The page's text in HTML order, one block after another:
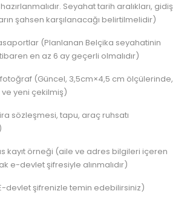
Seyahat tarih aralıkları, gidiş
şahsen karşılanacağı belirtilmelidir)
(Planlanan Belçika seyahatinin
en az 6 ay geçerli olmalıdır)
(Güncel, 3,5cm×4,5 cm ölçülerinde,
yeni çekilmiş)
sözleşmesi, tapu, araç ruhsatı
kayıt örneği (aile ve adres bilgileri içeren
e-devlet şifresiyle alınmalıdır)
devlet şifrenizle temin edebilirsiniz)